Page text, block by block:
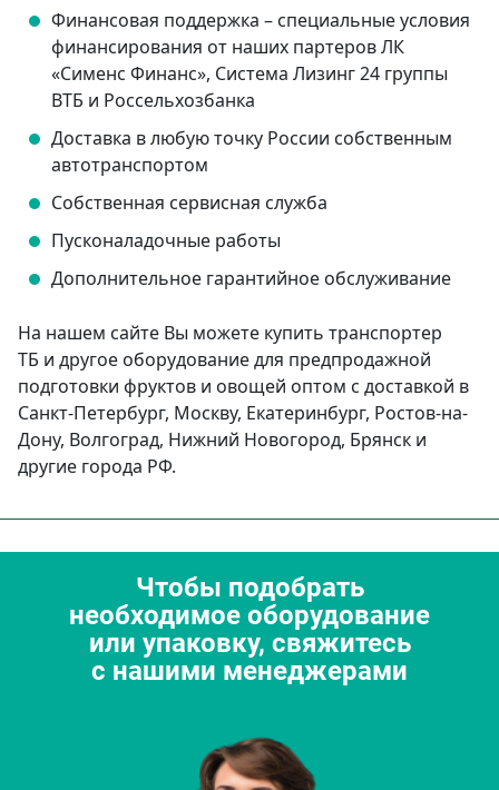
Финансовая поддержка – специальные условия
финансирования от наших партеров ЛК
«Сименс Финанс», Система Лизинг 24 группы
ВТБ и Россельхозбанка
Доставка в любую точку России собственным
автотранспортом
Собственная сервисная служба
Пусконаладочные работы
Дополнительное гарантийное обслуживание
На нашем сайте Вы можете купить транспортер
ТБ и другое оборудование для предпродажной
подготовки фруктов и овощей оптом с доставкой в
Санкт-Петербург, Москву, Екатеринбург, Ростов-на-
Дону, Волгоград, Нижний Новогород, Брянск и
другие города РФ.
Чтобы подобрать
необходимое оборудование
или упаковку, свяжитесь
с нашими менеджерами